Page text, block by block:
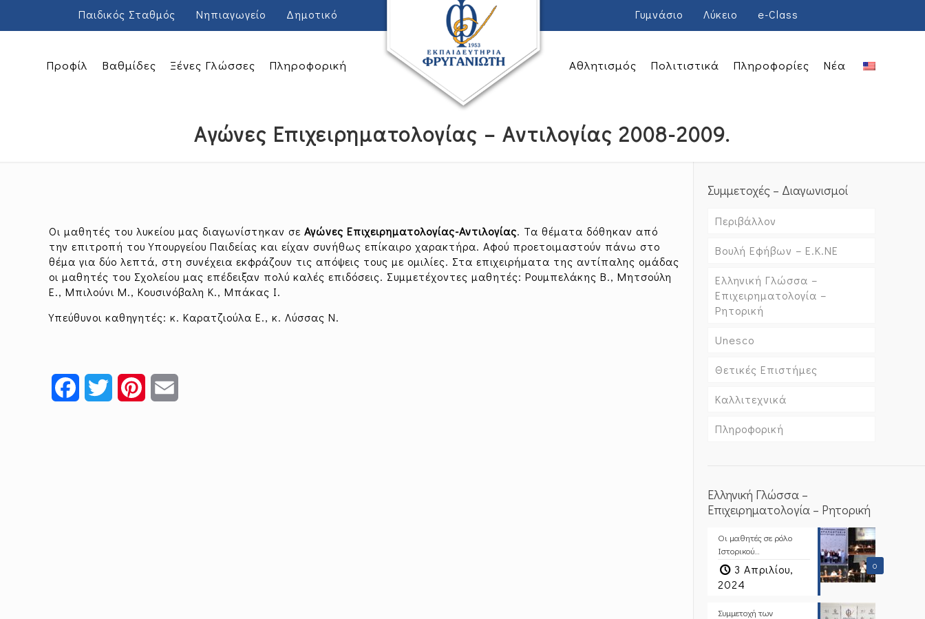
Παιδικός Σταθμός Νηπιαγωγείο Δημοτικό Γυμνάσιο Λύκειο e-Class
Προφίλ Βαθμίδες Ξένες Γλώσσες Πληροφορική Αθλητισμός Πολιτιστικά Πληροφορίες Νέα
Αγώνες Επιχειρηματολογίας – Αντιλογίας 2008-2009.
Οι μαθητές του λυκείου μας διαγωνίστηκαν σεΑγώνες Επιχειρηματολογίας-Αντιλογίας. Τα θέματα δόθηκαν από
την επιτροπή του Υπουργείου Παιδείας και είχαν συνήθως επίκαιρο χαρακτήρα. Αφού προετοιμαστούν πάνω στο
θέμα για δύο λεπτά, στη συνέχεια εκφράζουν τις απόψεις τους με ομιλίες. Στα επιχειρήματα της αντίπαλης ομάδας
οι μαθητές του Σχολείου μας επέδειξαν πολύ καλές επιδόσεις. Συμμετέχοντες μαθητές: Ρουμπελάκης Β., Μητσούλη
Ε., Μπιλούνι Μ., Κουσινόβαλη Κ., Μπάκας Ι.
Υπεύθυνοι καθηγητές: κ. Καρατζιούλα Ε., κ. Λύσσας Ν.
FacebookTwitter Pinterest
Συμμετοχές – Διαγωνισμοί
Περιβάλλον
Βουλή Εφήβων – Ε.Κ.ΝΕ
Ελληνική Γλώσσα –
Επιχειρηματολογία –
Ρητορική
Unesco
Θετικές Επιστήμες
Καλλιτεχνικά
Πληροφορική
Ελληνική Γλώσσα –
Επιχειρηματολογία – Ρητορική
0
Οι μαθητές σε ρόλο
Ιστορικού…
3 Απριλίου,
2024
Συμμετοχή των